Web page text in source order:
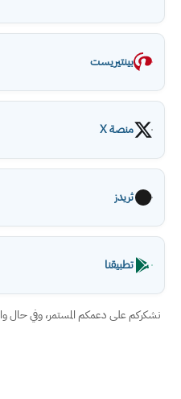
بينتيريست
منصة X
ثريدز
تطبيقنا
نشكركم على دعمكم المستمر، وفي حال